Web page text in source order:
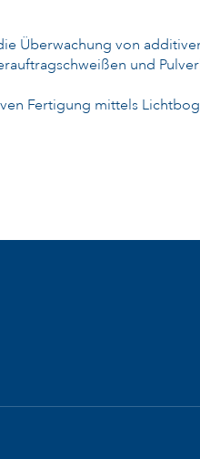
Überwachung von
und
Fertigung mittels